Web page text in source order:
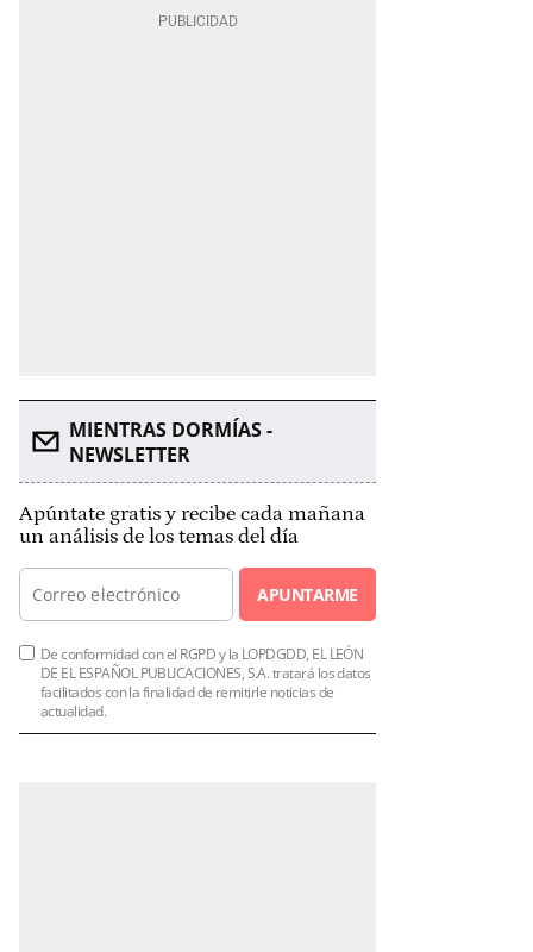
MIENTRAS DORMÍAS -
NEWSLETTER
Apúntate gratis y recibe cada mañana
un análisis de los temas del día
APUNTARME
De conformidad con el RGPD y la LOPDGDD, EL LEÓN
DE EL ESPAÑOL PUBLICACIONES, S.A. tratará los datos
facilitados con la finalidad de remitirle noticias de
actualidad.